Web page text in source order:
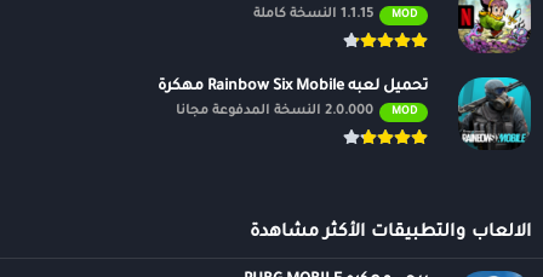
MOD 1.1.15 النسخة كاملة
تحميل لعبه Rainbow Six Mobile مهكرة
MOD 2.0.000 النسخة المدفوعة مجانًا
الالعاب والتطبيقات الأكثر مشاهدة